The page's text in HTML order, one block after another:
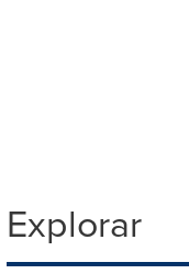
Explorar